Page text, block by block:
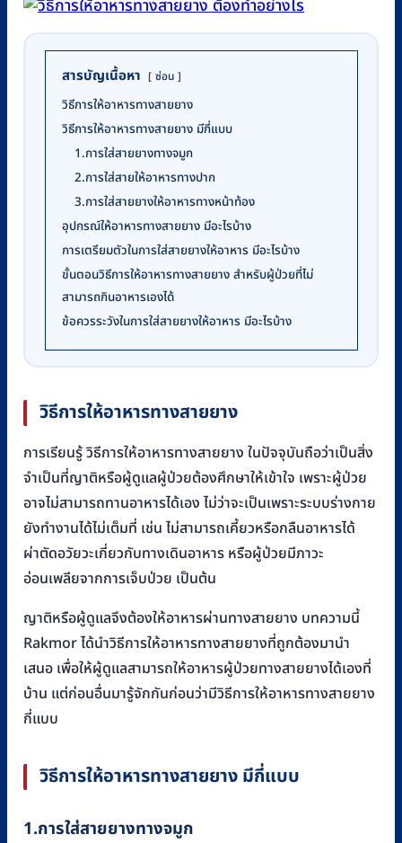
สารบัญเนื้อหา ซ่อน
วิธีการให้อาหารทางสายยาง
วิธีการให้อาหารทางสายยาง มีกี่แบบ
1.การใส่สายยางทางจมูก
2.การใส่สายให้อาหารทางปาก
3.การใส่สายยางให้อาหารทางหน้าท้อง
อุปกรณ์ให้อาหารทางสายยาง มีอะไรบ้าง
การเตรียมตัวในการใส่สายยางให้อาหาร มีอะไรบ้าง
ขั้นตอนวิธีการให้อาหารทางสายยาง สำหรับผู้ป่วยที่ไม่
สามารถกินอาหารเองได้
ข้อควรระวังในการใส่สายยางให้อาหาร มีอะไรบ้าง
วิธีการให้อาหารทางสายยาง
การเรียนรู้ วิธีการให้อาหารทางสายยาง ในปัจจุบันถือว่าเป็นสิ่ง
จำเป็นที่ญาติหรือผู้ดูแลผู้ป่วยต้องศึกษาให้เข้าใจ เพราะผู้ป่วย
อาจไม่สามารถทานอาหารได้เอง ไม่ว่าจะเป็นเพราะระบบร่างกาย
ยังทำงานได้ไม่เต็มที่ เช่น ไม่สามารถเคี้ยวหรือกลืนอาหารได้
ผ่าตัดอวัยวะเกี่ยวกับทางเดินอาหาร หรือผู้ป่วยมีภาวะ
อ่อนเพลียจากการเจ็บป่วย เป็นต้น
ญาติหรือผู้ดูแลจึงต้องให้อาหารผ่านทางสายยาง บทความนี้
Rakmor ได้นำวิธีการให้อาหารทางสายยางที่ถูกต้องมานำ
เสนอ เพื่อให้ผู้ดูแลสามารถให้อาหารผู้ป่วยทางสายยางได้เองที่
บ้าน แต่ก่อนอื่นมารู้จักกันก่อนว่ามีวิธีการให้อาหารทางสายยาง
กี่แบบ
วิธีการให้อาหารทางสายยาง มีกี่แบบ
1.การใส่สายยางทางจมูก